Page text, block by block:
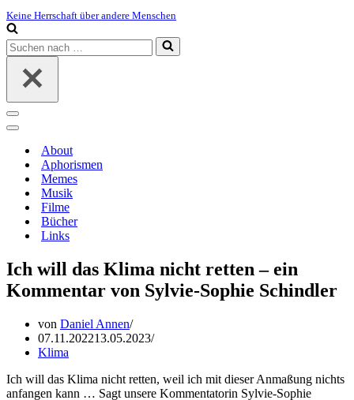
Keine Herrschaft über andere Menschen
Suchen
nach …
Navigations-
Menü
Navigations-
About
Aphorismen
Memes
Musik
Filme
Bücher
Links
Ich will das Klima nicht retten – ein
Kommentar von Sylvie-Sophie Schindler
von Daniel Annen
07.11.202213.05.2023
Klima
Ich will das Klima nicht retten, weil ich mit dieser Anmaßung nichts
anfangen kann … Sagt unsere Kommentatorin Sylvie-Sophie